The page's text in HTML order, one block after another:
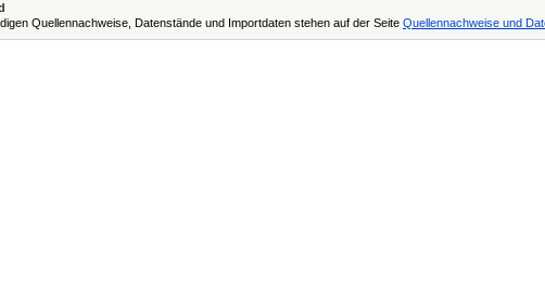
Quellennachweise, Datenstände und Importdaten stehen auf der Seite Quellennachweise und